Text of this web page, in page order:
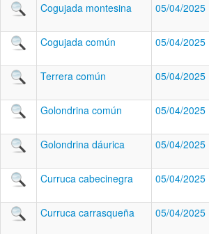
Cogujada montesina
05/04/2025
Cogujada común
05/04/2025
Terrera común
05/04/2025
Golondrina común
05/04/2025
Golondrina dáurica
05/04/2025
Curruca cabecinegra
05/04/2025
Curruca carrasqueña
05/04/2025